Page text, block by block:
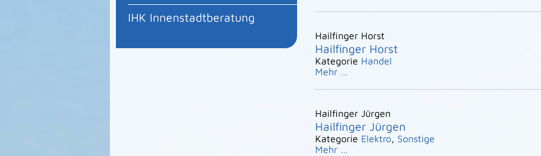
IHK Innenstadtberatung
Hailfinger Horst
Hailfinger Horst
Kategorie Handel
Mehr …
Hailfinger Jürgen
Hailfinger Jürgen
Kategorie Elektro, Sonstige
Mehr …